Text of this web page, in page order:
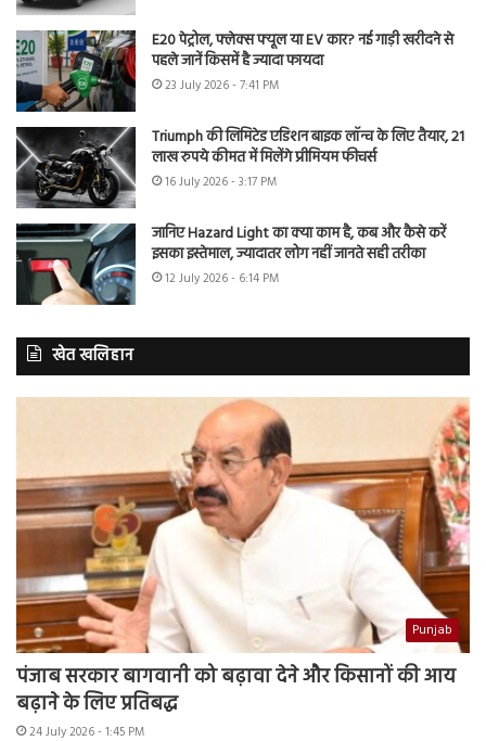
E20 पेट्रोल, फ्लेक्स फ्यूल या EV कार? नई गाड़ी खरीदने से
पहले जानें किसमें है ज्यादा फायदा
23 July 2026 - 7:41 PM
Triumph की लिमिटेड एडिशन बाइक लॉन्च के लिए तैयार, 21
लाख रुपये कीमत में मिलेंगे प्रीमियम फीचर्स
16 July 2026 - 3:17 PM
जानिए Hazard Light का क्या काम है, कब और कैसे करें
इसका इस्तेमाल, ज्यादातर लोग नहीं जानते सही तरीका
12 July 2026 - 6:14 PM
खेत खलिहान
Punjab
पंजाब सरकार बागवानी को बढ़ावा देने और किसानों की आय
बढ़ाने के लिए प्रतिबद्ध
24 July 2026 - 1:45 PM